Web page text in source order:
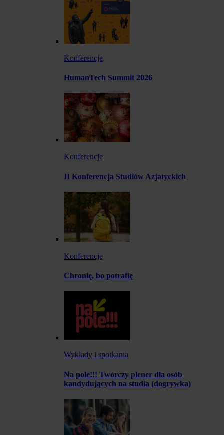
Konferencje
HumanTech Summit 2026
Konferencje
II Konferencja Studiów Azjatyckich
Konferencje
Chronię, bo potrafię
Wykłady i spotkania
Na pole!!! Twórczy plener dla osób
kandydujących na studia (dogrywka)